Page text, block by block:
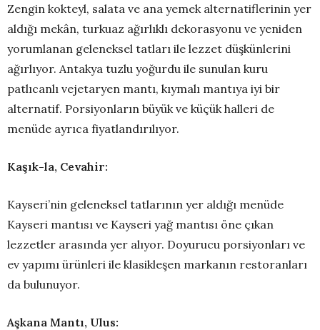
Zengin kokteyl, salata ve ana yemek alternatiflerinin yer
aldığı mekân, turkuaz ağırlıklı dekorasyonu ve yeniden
yorumlanan geleneksel tatları ile lezzet düşkünlerini
ağırlıyor. Antakya tuzlu yoğurdu ile sunulan kuru
patlıcanlı vejetaryen mantı, kıymalı mantıya iyi bir
alternatif. Porsiyonların büyük ve küçük halleri de
menüde ayrıca fiyatlandırılıyor.
Kaşık-la, Cevahir:
Kayseri’nin geleneksel tatlarının yer aldığı menüde
Kayseri mantısı ve Kayseri yağ mantısı öne çıkan
lezzetler arasında yer alıyor. Doyurucu porsiyonları ve
ev yapımı ürünleri ile klasikleşen markanın restoranları
da bulunuyor.
Aşkana Mantı, Ulus: